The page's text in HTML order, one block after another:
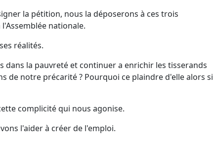
la pétition, nous la déposerons à ces trois
nationale.
réalités.
la pauvreté et continuer a enrichir les tisserands
de notre précarité ? Pourquoi ce plaindre d'elle alors si
complicité qui nous agonise.
l'aider à créer de l'emploi.